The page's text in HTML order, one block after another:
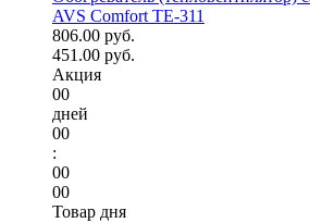
AVS Comfort TE-311
806.00 руб.
451.00 руб.
Акция
00
дней
00
:
00
00
Товар дня